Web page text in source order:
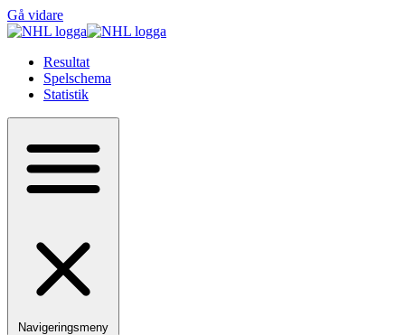
Gå vidare
Resultat
Spelschema
Statistik
Navigeringsmeny